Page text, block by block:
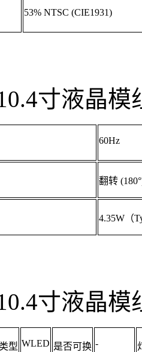
53% NTSC (CIE1931)
寸液晶
60Hz
翻转
4.35W（
寸液晶模
型 WLED 是否可换 -